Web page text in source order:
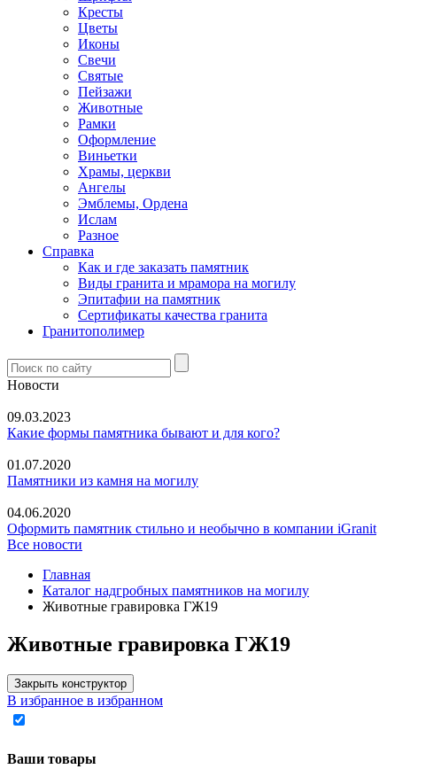
Кресты
Цветы
Иконы
Свечи
Святые
Пейзажи
Животные
Рамки
Оформление
Виньетки
Храмы, церкви
Ангелы
Эмблемы, Ордена
Ислам
Разное
Справка
Как и где заказать памятник
Виды гранита и мрамора на могилу
Эпитафии на памятник
Сертификаты качества гранита
Гранитополимер
Новости
09.03.2023
Какие формы памятника бывают и для кого?
01.07.2020
Памятники из камня на могилу
04.06.2020
Оформить памятник стильно и необычно в компании iGranit
Все новости
Главная
Каталог надгробных памятников на могилу
Животные гравировка ГЖ19
Животные гравировка ГЖ19
Закрыть конструктор
В избранное в избранном
Ваши товары